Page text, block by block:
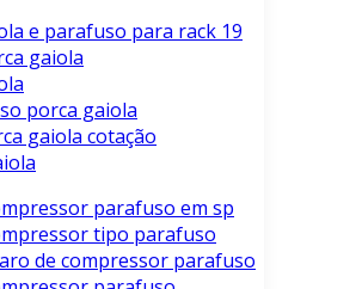
e parafuso para rack 19
gaiola
porca gaiola
gaiola cotação
parafuso em sp
tipo parafuso
de compressor parafuso